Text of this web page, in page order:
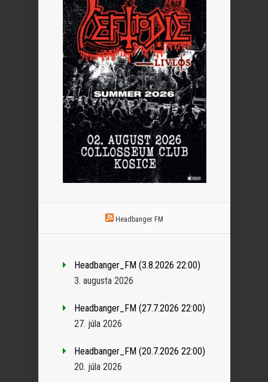
Headbanger FM
Headbanger_FM (3.8.2026 22:00)
3. augusta 2026
Headbanger_FM (27.7.2026 22:00)
27. júla 2026
Headbanger_FM (20.7.2026 22:00)
20. júla 2026